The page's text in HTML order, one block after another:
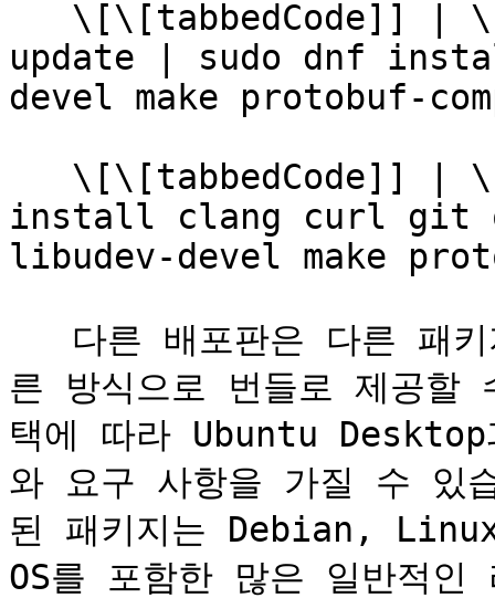
update | sudo dnf
devel make protobuf-
install clang curl git
libudev-devel make
른 방식으로 번들로 제공
택에 따라 Ubuntu
와 요구 사항을 가질 수 있
된 패키지는 Debian,
OS를 포함한 많은 일반적